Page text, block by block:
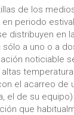
de los
periodo
distribuyen en
sólo a uno o a
noticiable
el acarreo de
el de su
que